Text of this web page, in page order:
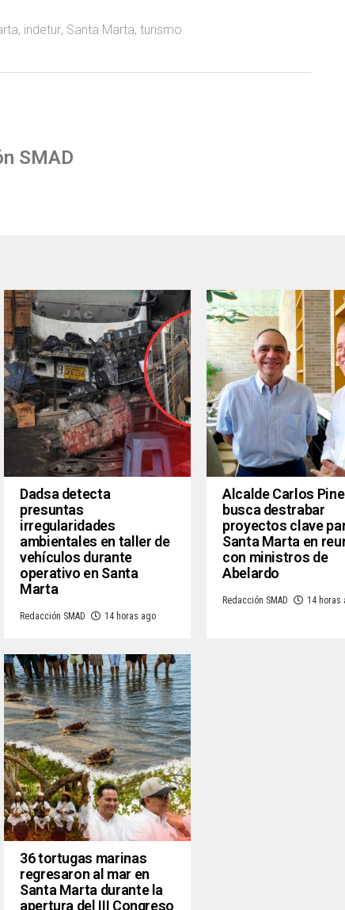
, indetur, Santa Marta, turismo
SMAD
Dadsa detecta
presuntas
irregularidades
ambientales en taller de
vehículos durante
operativo en Santa
Marta
Redacción SMAD 14 horas ago
Alcalde Carlos
busca destrabar
proyectos clave
Santa Marta en
con ministros de
Abelardo
Redacción SMAD 14 horas
36 tortugas marinas
regresaron al mar en
Santa Marta durante la
apertura del III Congreso